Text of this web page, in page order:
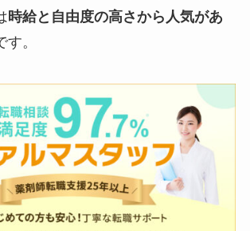
時給と自由度の高さから人気があ
す。